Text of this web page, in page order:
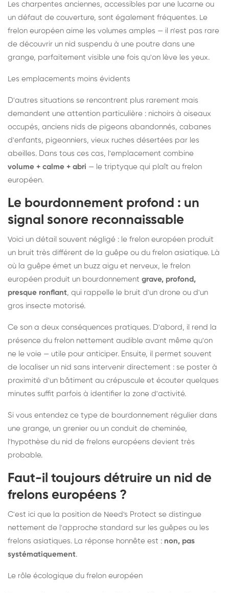
Les charpentes anciennes, accessibles par une lucarne ou
un défaut de couverture, sont également fréquentes. Le
frelon européen aime les volumes amples — il n'est pas rare
de découvrir un nid suspendu à une poutre dans une
grange, parfaitement visible une fois qu'on lève les yeux.
Les emplacements moins évidents
D'autres situations se rencontrent plus rarement mais
demandent une attention particulière : nichoirs à oiseaux
occupés, anciens nids de pigeons abandonnés, cabanes
d'enfants, pigeonniers, vieux ruches désertées par les
abeilles. Dans tous ces cas, l'emplacement combine
volume + calme + abri — le triptyque qui plaît au frelon
européen.
Le bourdonnement profond : un
signal sonore reconnaissable
Voici un détail souvent négligé : le frelon européen produit
un bruit très différent de la guêpe ou du frelon asiatique. Là
où la guêpe émet un buzz aigu et nerveux, le frelon
européen produit un bourdonnement grave, profond,
presque ronflant, qui rappelle le bruit d'un drone ou d'un
gros insecte motorisé.
Ce son a deux conséquences pratiques. D'abord, il rend la
présence du frelon nettement audible avant même qu'on
ne le voie — utile pour anticiper. Ensuite, il permet souvent
de localiser un nid sans intervenir directement : se poster à
proximité d'un bâtiment au crépuscule et écouter quelques
minutes suffit parfois à identifier la zone d'activité.
Si vous entendez ce type de bourdonnement régulier dans
une grange, un grenier ou un conduit de cheminée,
l'hypothèse du nid de frelons européens devient très
probable.
Faut-il toujours détruire un nid de
frelons européens ?
C'est ici que la position de Need's Protect se distingue
nettement de l'approche standard sur les guêpes ou les
frelons asiatiques. La réponse honnête est : non, pas
systématiquement.
Le rôle écologique du frelon européen